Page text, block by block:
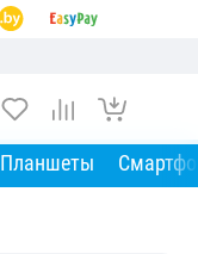
Планшеты